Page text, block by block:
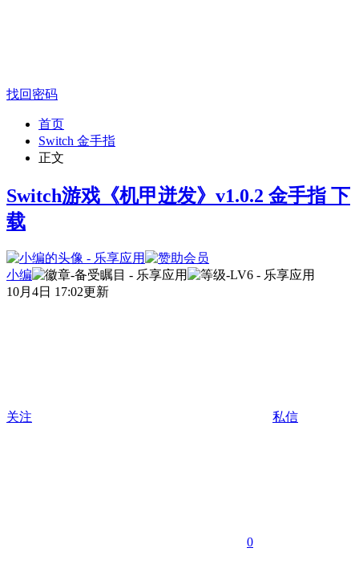
找回密码
首页
Switch 金手指
正文
Switch游戏《机甲迸发》v1.0.2 金手指 下
载
小编
10月4日 17:02更新
关注 私信
0